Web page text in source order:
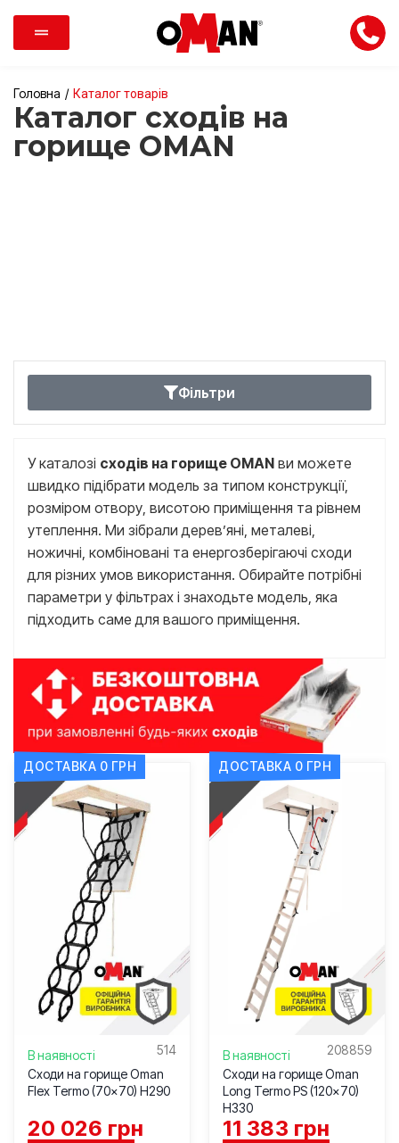
Головна / Каталог товарів
Каталог сходів на
горище OMAN
Фільтри
У каталозі сходів на горище OMAN ви можете
швидко підібрати модель за типом конструкції,
розміром отвору, висотою приміщення та рівнем
утеплення. Ми зібрали дерев’яні, металеві,
ножичні, комбіновані та енергозберігаючі сходи
для різних умов використання. Обирайте потрібні
параметри у фільтрах і знаходьте модель, яка
підходить саме для вашого приміщення.
ДОСТАВКА 0 ГРН
В наявності
514
Сходи на горище Oman
Flex Termo (70×70) H290
20 026 грн
ДОСТАВКА 0 ГРН
В наявності
208859
Сходи на горище Oman
Long Termo PS (120×70)
H330
11 383 грн